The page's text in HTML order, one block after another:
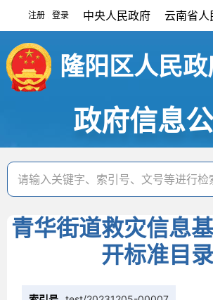
注册 登录 中央人民政府 云南省人
隆阳区人民
政府信息
青华街道救灾信息
开标准目录